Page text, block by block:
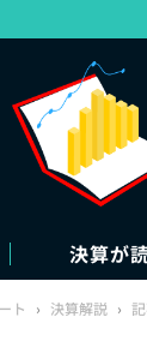
決算が
ト › 決算解説 ›